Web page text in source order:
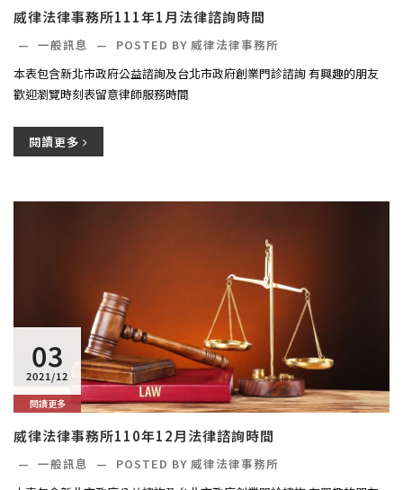
威律法律事務所111年1月法律諮詢時間
— 一般訊息 —
POSTED BY 威律法律事務所
本表包含新北市政府公益諮詢及台北市政府創業門診諮詢 有興趣的朋友
歡迎瀏覽時刻表留意律師服務時間
閱讀更多
03
2021/12
閱讀更多
威律法律事務所110年12月法律諮詢時間
— 一般訊息 —
POSTED BY 威律法律事務所